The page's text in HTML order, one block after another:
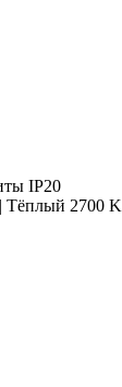
IP20
Тёплый 2700 K